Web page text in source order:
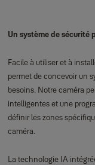
Un système de sécurité
Facile à utiliser et à
permet de concevoir un
besoins. Notre caméra
intelligentes et une
définir les zones
caméra.
La technologie IA